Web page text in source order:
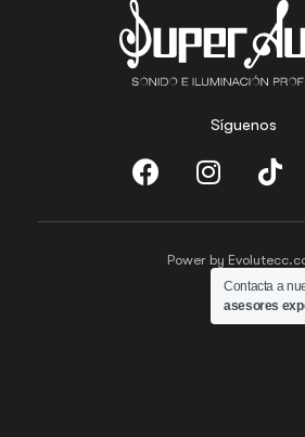
Síguenos
Power by
Contacta a
asesores